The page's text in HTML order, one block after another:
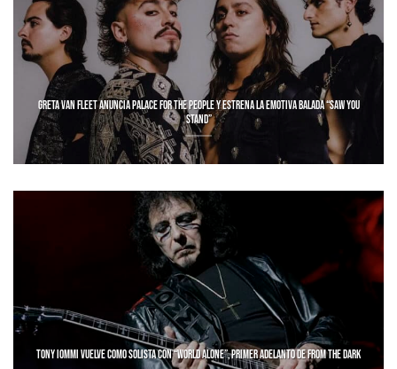
GRETA VAN FLEET ANUNCIA PALACE FOR THE PEOPLE Y ESTRENA LA EMOTIVA BALADA “SAW YOU
STAND”
TONY IOMMI VUELVE COMO SOLISTA CON “WORLD ALONE”, PRIMER ADELANTO DE FROM THE DARK